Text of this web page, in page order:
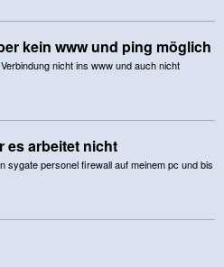
kein www und ping möglich
nicht ins www und auch nicht
es arbeitet nicht
sygate personel firewall auf meinem pc und bis